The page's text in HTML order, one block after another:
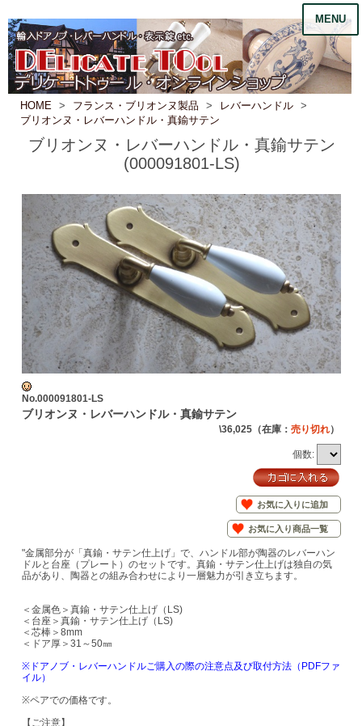
MENU
HOME フランス・ブリオンヌ製品
レバーハンドル
ブリオンヌ・レバーハンドル・真鍮サテン
ブリオンヌ・レバーハンドル・真鍮サテン
(000091801-LS)
No.000091801-LS
ブリオンヌ・レバーハンドル・真鍮サテン
\36,025 （在庫：売り切れ）
個数:
お気に入りに追加
お気に入り商品一覧
"金属部分が「真鍮・サテン仕上げ」で、ハンドル部が陶器のレバーハン
ドルと台座（プレート）のセットです。真鍮・サテン仕上げは独自の気
品があり、陶器との組み合わせにより一層魅力が引き立ちます。
＜金属色＞真鍮・サテン仕上げ（LS)
＜台座＞真鍮・サテン仕上げ（LS)
＜芯棒＞8mm
＜ドア厚＞31～50㎜
※ドアノブ・レバーハンドルご購入の際の注意点及び取付方法（PDFファ
イル）
※ペアでの価格です。
【ご注意】